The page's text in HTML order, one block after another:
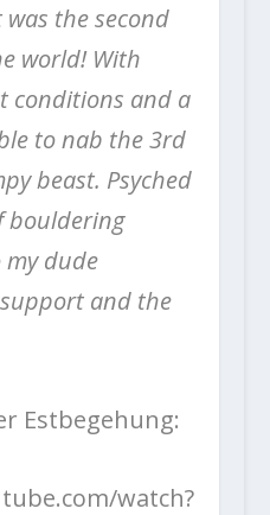
the second
world! With
conditions and a
to nab the 3rd
beast. Psyched
bouldering
dude
and the
Estbegehung:
watch?